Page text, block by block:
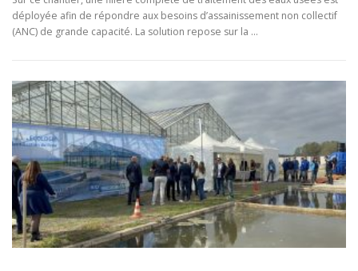
déployée afin de répondre aux besoins d’assainissement non collectif
(ANC) de grande capacité. La solution repose sur la …